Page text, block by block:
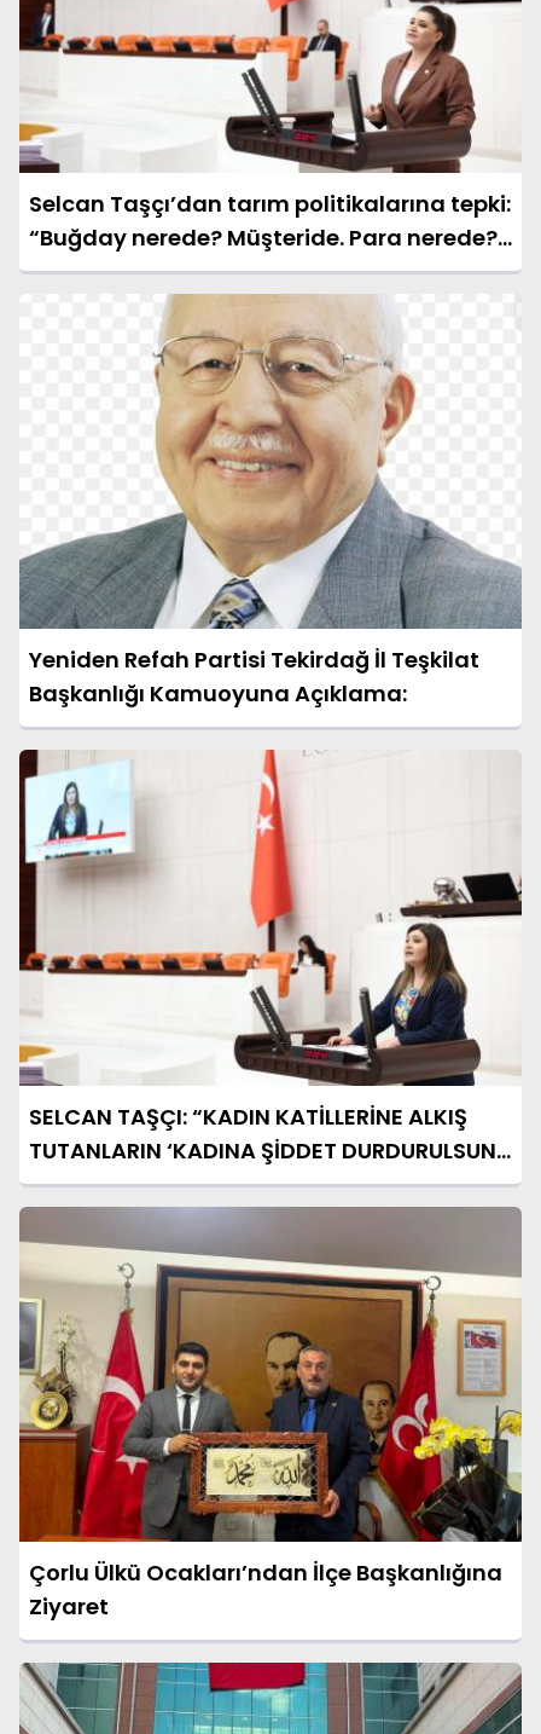
Selcan Taşçı’dan tarım politikalarına tepki:
“Buğday nerede? Müşteride. Para nerede?
Yok!”
Yeniden Refah Partisi Tekirdağ İl Teşkilat
Başkanlığı Kamuoyuna Açıklama:
SELCAN TAŞÇI: “KADIN KATİLLERİNE ALKIŞ
TUTANLARIN ‘KADINA ŞİDDET DURDURULSUN’
DERKEN SERGİLEDİKLERİ İKİYÜZLÜLÜĞE Mİ
Çorlu Ülkü Ocakları’ndan İlçe Başkanlığına
Ziyaret